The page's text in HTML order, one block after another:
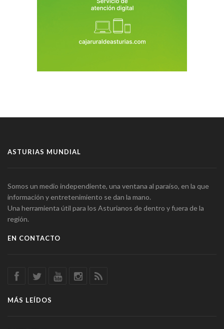
ASTURIAS MUNDIAL
Somos un medio independiente, una ventana al paraíso, en la que
información y entretenimiento se dan la mano.
Una herramienta útil para los Asturianos de dentro y fuera de la
región.
EN CONTACTO
MÁS LEÍDOS